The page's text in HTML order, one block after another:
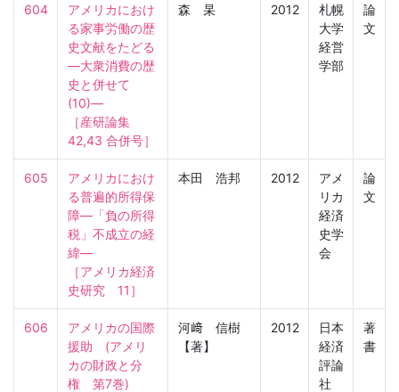
604
アメリカにおけ
る家事労働の歴
史文献をたどる
―大衆消費の歴
史と併せて
(10)―
［産研論集
42,43 合併号］
森 杲 2012
札幌
大学
経営
学部
論
文
605
アメリカにおけ
る普遍的所得保
障―「負の所得
税」不成立の経
緯―
［アメリカ経済
史研究　11］
本田 浩邦 2012
アメ
リカ
経済
史学
会
論
文
606
アメリカの国際
援助　(アメリ
カの財政と分
権　第7巻)
河﨑 信樹
【著】
2012
日本
経済
評論
社
著
書